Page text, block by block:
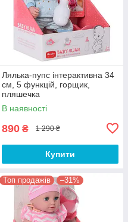
Лялька-пупс інтерактивна 34
см, 5 функцій, горщик,
пляшечка
В наявності
890 ₴ 1 290 ₴
Купити
Топ продажів –31%